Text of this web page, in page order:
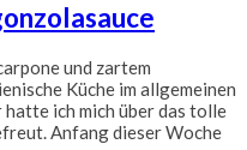
und zartem
Küche im allgemeinen
hatte ich mich über das tolle
Anfang dieser Woche